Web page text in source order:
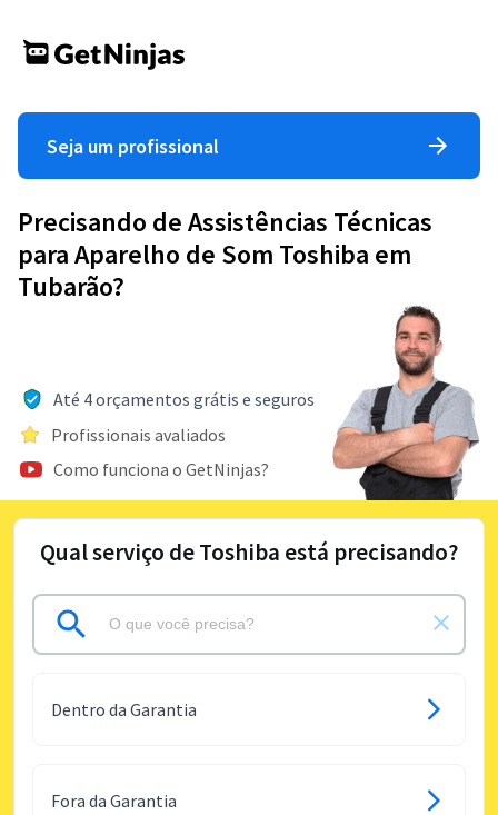
Seja um profissional
Precisando de Assistências Técnicas
para Aparelho de Som Toshiba em
Tubarão?
Até 4 orçamentos grátis e seguros
Profissionais avaliados
Como funciona o GetNinjas?
Qual serviço de Toshiba está precisando?
Dentro da Garantia
Fora da Garantia